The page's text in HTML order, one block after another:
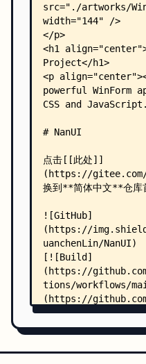
    │   ├── Forms/
│   │   ├──
│   │   ├──
│   │   ├──
│   │   ├──
│   │   ├──
│   │   ├──
│   │   ├──
│   │   ├──
│   ├──
│   │   ├──
│   │   ├──
│   │   └──
│   ├──
│   │   ├──
│   │   ├──
│   │   └──
│   └──
│       ├──
│       ├──
│       ├──
│       └──